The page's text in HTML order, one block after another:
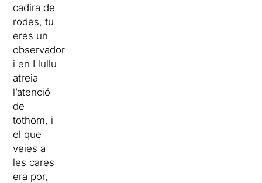
cadira de
rodes, tu
eres un
observador
i en Llullu
atreia
l’atenció
de
tothom, i
el que
veies a
les cares
era por,